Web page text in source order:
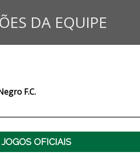
DA EQUIPE
F.C.
JOGOS OFICIAIS